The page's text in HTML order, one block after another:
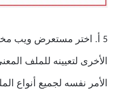
5 أ. اختر مستعرض ويب
الأخرى لتعيينه للملف